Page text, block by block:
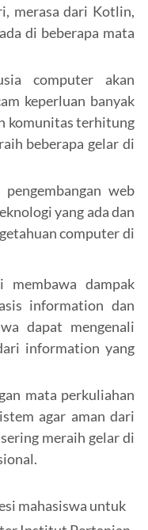
merasa dari Kotlin,
di beberapa mata
computer akan
keperluan banyak
komunitas terhitung
beberapa gelar di
web
yang ada dan
computer di
dampak
information dan
dapat mengenali
information yang
mata perkuliahan
agar aman dari
meraih gelar di
mahasiswa untuk